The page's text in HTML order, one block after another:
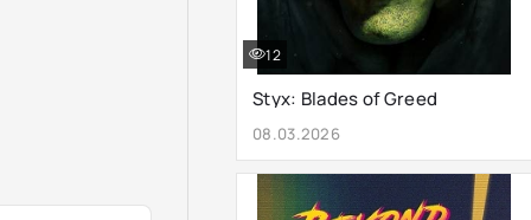
Styx: Blades of Greed
08.03.2026
12